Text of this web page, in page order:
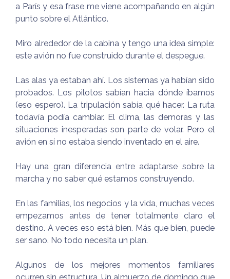
a París y esa frase me viene acompañando en algún
punto sobre el Atlántico.
Miro alrededor de la cabina y tengo una idea simple:
este avión no fue construido durante el despegue.
Las alas ya estaban ahí. Los sistemas ya habían sido
probados. Los pilotos sabían hacia dónde íbamos
(eso espero). La tripulación sabía qué hacer. La ruta
todavía podía cambiar. El clima, las demoras y las
situaciones inesperadas son parte de volar. Pero el
avión en sí no estaba siendo inventado en el aire.
Hay una gran diferencia entre adaptarse sobre la
marcha y no saber qué estamos construyendo.
En las familias, los negocios y la vida, muchas veces
empezamos antes de tener totalmente claro el
destino. A veces eso está bien. Más que bien, puede
ser sano. No todo necesita un plan.
Algunos de los mejores momentos familiares